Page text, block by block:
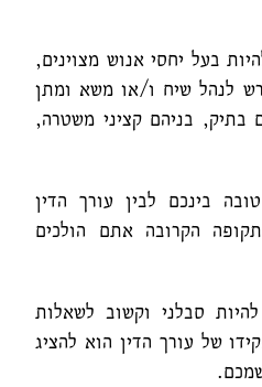
בעל יחסי אנוש מצוינים,
לנהל שיח ו/או משא ומתן
בתיק, בניהם קציני משטרה,
בינכם לבין עורך הדין
הקרובה אתם הולכים
סבלני וקשוב לשאלות
של עורך הדין הוא להציג